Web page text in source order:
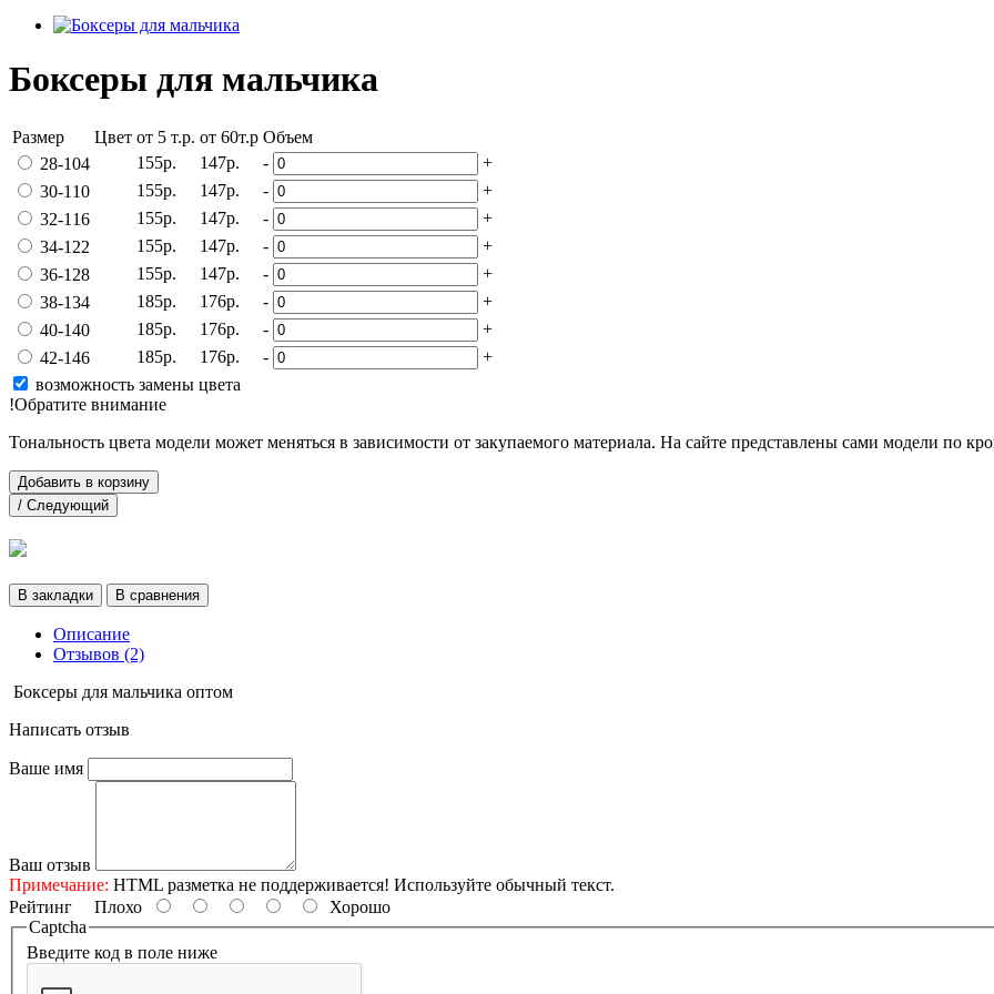
Боксеры для мальчика
Размер Цвет от 5 т.р. от 60т.р Объем
28-104
155р. 147р. -
+
30-110
155р. 147р. -
+
32-116
155р. 147р. -
+
34-122
155р. 147р. -
+
36-128
155р. 147р. -
+
38-134
185р. 176р. -
+
40-140
185р. 176р. -
+
42-146
185р. 176р. -
+
возможность замены цвета
!Обратите внимание
Тональность цвета модели может меняться в зависимости от закупаемого материала. На сайте представлены сами модели по
Добавить в корзину
/ Следующий
В закладки В сравнения
Описание
Отзывов (2)
Боксеры для мальчика оптом
Написать отзыв
Ваше имя
Ваш отзыв
Примечание: HTML разметка не поддерживается! Используйте обычный текст.
Рейтинг Плохо
Хорошо
Captcha
Введите код в поле ниже